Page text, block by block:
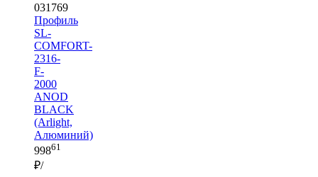
031769
Профиль
SL-
COMFORT-
2316-
F-
2000
ANOD
BLACK
(Arlight,
Алюминий)
99861
₽/